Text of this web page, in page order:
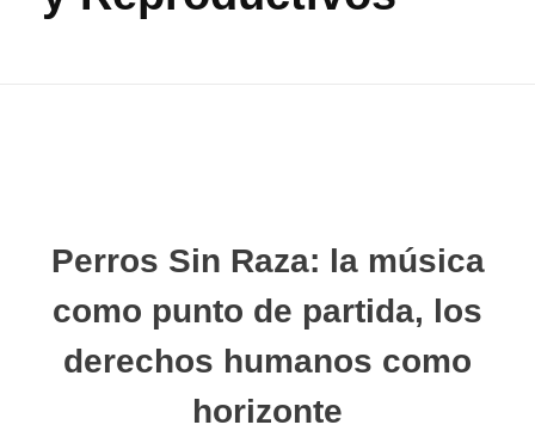
Perros Sin Raza: la música
como punto de partida, los
derechos humanos como
horizonte